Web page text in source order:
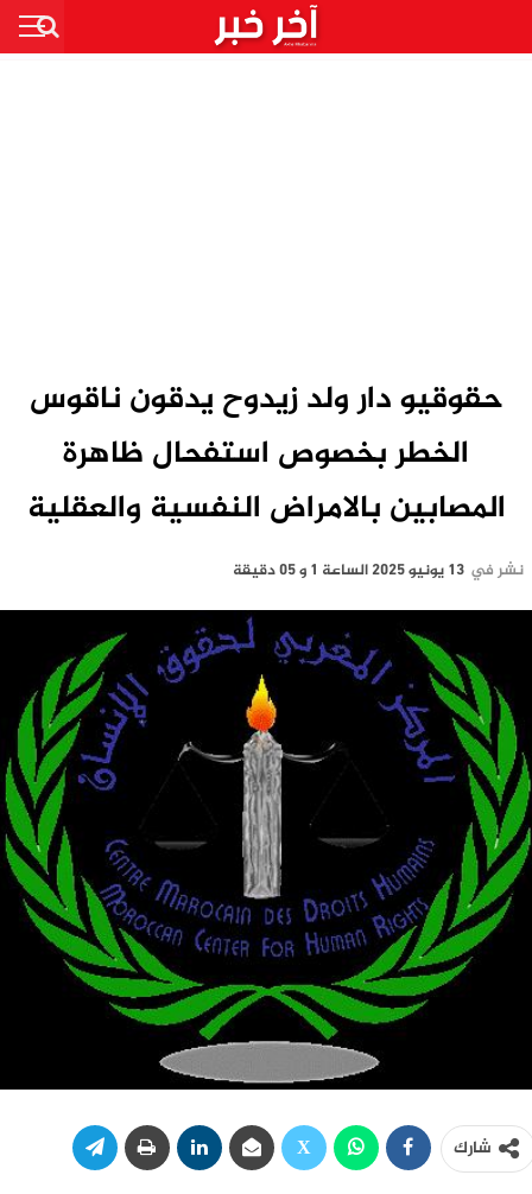
حقوقيو دار ولد زيدوح يدقون ناقوس
الخطر بخصوص استفحال ظاهرة
المصابين بالامراض النفسية والعقلية
نشر في 13 يونيو 2025 الساعة 1 و 05 دقيقة
شارك